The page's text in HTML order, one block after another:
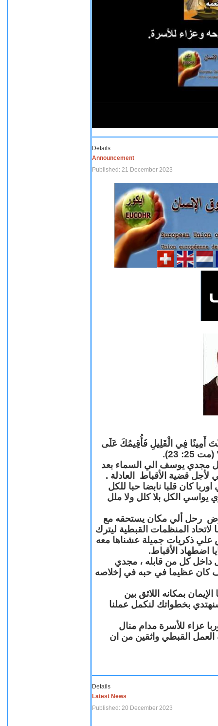
Details
Announcement
Published: 21 December 2023
أَمِينًا فِي الْقَلِيلِ فَأُقِيمُكَ عَلَى
23).
مجدي يوسف الي السماء بعد
قضية الأقباط العادلة .
كان قلبا نابضا حبا للكل
يواسي الكل بلا كلل ولا ملل
رحل ألي مكان يستحقه مع
المنظمات القبطية ليترك
علي ذكريات جميلة عشناها معه
اضطهاد الأقباط.
داخل كل من قابله ، مجدي
عظيما في حبه في إخلاصه
بمكانه اللائق بين
بخطواتك لنكمل عملنا
عزاء للأسرة مدام منال
العمل القبطي واثقين من ان
Details
Latest News
Published: 20 December 2023